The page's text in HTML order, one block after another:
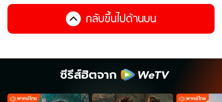
กลับขึ้นไปด้านบน
ซีรีส์ฮิตจาก